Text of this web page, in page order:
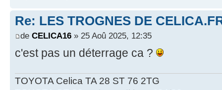
Re: LES TROGNES DE
de CELICA16 » 25 Aoû 2025, 12:35
c'est pas un déterrage ca ?
TOYOTA Celica TA 28 ST 76 2TG